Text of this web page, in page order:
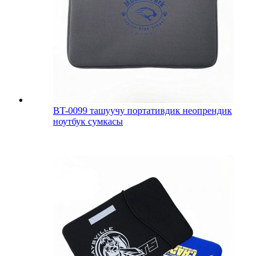
BT-0099 ташуучу портативдик неопрендик
ноутбук сумкасы